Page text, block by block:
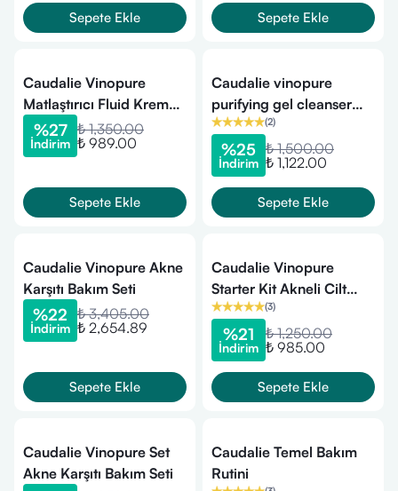
Sepete Ekle Sepete Ekle
Caudalie Vinopure
Matlaştırıcı Fluid Krem
60 ml
%27
İndirim
₺ 1,350.00
₺ 989.00
Sepete Ekle
Caudalie vinopure
purifying gel cleanser
385 ml - Akne
temizleyici jel
(2)
%25
İndirim
₺ 1,500.00
₺ 1,122.00
Sepete Ekle
Caudalie Vinopure Akne
Karşıtı Bakım Seti
%22
İndirim
₺ 3,405.00
₺ 2,654.89
Sepete Ekle
Caudalie Vinopure
Starter Kit Akneli Cilt
Tanışma Seti
(3)
%21
İndirim
₺ 1,250.00
₺ 985.00
Sepete Ekle
Caudalie Vinopure Set
Akne Karşıtı Bakım Seti
Caudalie Temel Bakım
Rutini